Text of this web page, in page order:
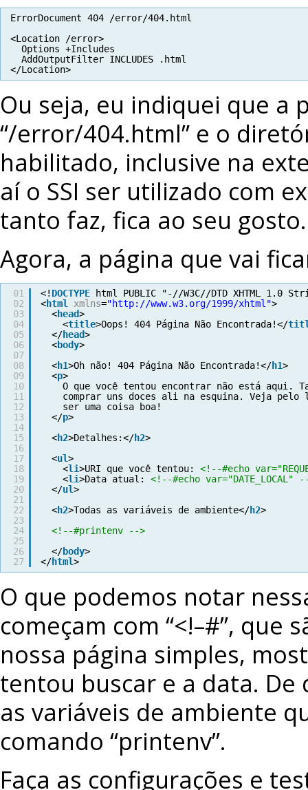
ErrorDocument 404 /error/404.html
<Location /error>
Options +Includes
AddOutputFilter INCLUDES .html
</Location>
Ou seja, eu indiquei que a
“/error/404.html” e o
habilitado, inclusive na
aí o SSI ser utilizado com
tanto faz, fica ao seu gosto.
Agora, a página que vai
01
02
03
04
05
06
07
08
09
10
11
12
13
14
15
16
17
18
19
20
21
22
23
24
25
26
27
<! DOCTYPE
html PUBLIC "-//W3C//DTD XHTML
<html xmlns="http://www.w3.org/1999/xhtml">
<head>
<title>Oops! 404 Página Não Encontrada!</
</head>
<body>
<h1>Oh não! 404 Página Não Encontrada!</h1>
<p>
O que você tentou encontrar não está aqui.
comprar uns doces ali na esquina. Veja pelo
ser uma coisa boa!
</p>
<h2>Detalhes:</h2>
<ul>
<li>URI que você tentou: <!--#echo
<li>Data atual: <!--#echo var="DATE_LOCAL"
</ul>
<h2>Todas as variáveis de ambiente</h2>
<!--#printenv -->
</body>
</html>
O que podemos notar
começam com “<!–#”, que
nossa página simples,
tentou buscar e a data.
as variáveis de ambiente
comando “printenv”.
Faça as configurações e